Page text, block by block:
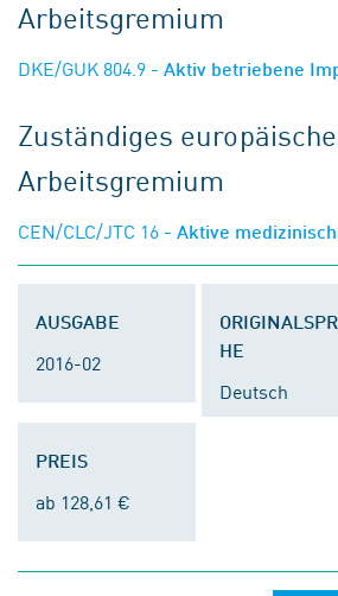
Arbeitsgremium
DKE/GUK 804.9 - Aktiv betriebene
Zuständiges
Arbeitsgremium
CEN/CLC/JTC 16 - Aktive
AUSGABE
2016-02
HE
Deutsch
PREIS
ab 128,61 €